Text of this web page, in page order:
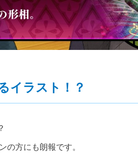
イラスト！？
の方にも朗報です。